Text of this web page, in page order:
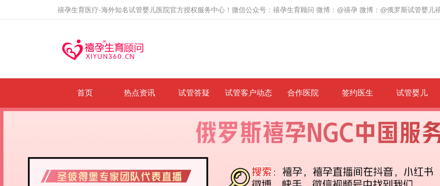
禧孕生育医疗-海外知名试管婴儿医院官方授权服务中心！微信公众号：禧孕生育顾问 微博：@禧孕 微博：@俄罗斯试管婴儿
首页 热点资讯 试管答疑 试管客户动态 合作医院 签约医生 试管婴儿